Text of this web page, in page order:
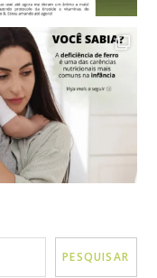
Instagram
PESQUISAR